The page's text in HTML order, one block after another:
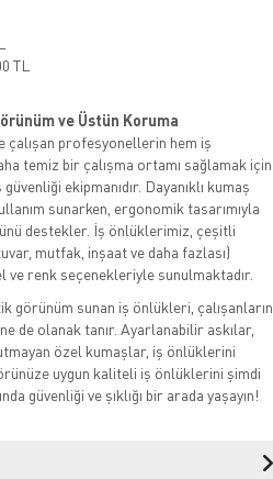
TL
ve Üstün Koruma
profesyonellerin hem iş
temiz bir çalışma ortamı sağlamak için
ekipmanıdır. Dayanıklı kumaş
sunarken, ergonomik tasarımıyla
destekler. İş önlüklerimiz, çeşitli
mutfak, inşaat ve daha fazlası)
ve renk seçenekleriyle sunulmaktadır.
görünüm sunan iş önlükleri, çalışanların
de olanak tanır. Ayarlanabilir askılar,
özel kumaşlar, iş önlüklerini
uygun kaliteli iş önlüklerini şimdi
güvenliği ve şıklığı bir arada yaşayın!